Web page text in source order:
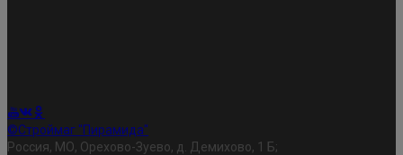
©Строймаг "Пирамида"
Россия, МО, Орехово-Зуево, д. Демихово, 1 Б;